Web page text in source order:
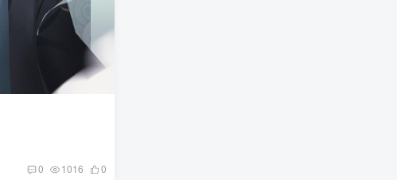
0 1016 0